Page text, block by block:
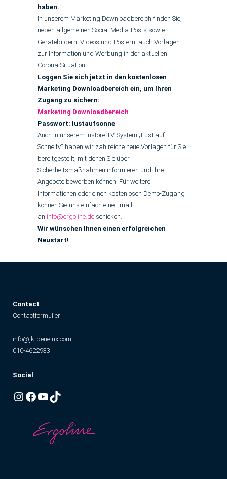
haben.
In unserem Marketing Downloadbereich finden Sie,
neben allgemeinen Social Media-Posts sowie
Gerätebildern, Videos und Postern, auch Vorlagen
zur Information und Werbung in der aktuellen
Corona-Situation.
Loggen Sie sich jetzt in den kostenlosen
Marketing Downloadbereich ein, um Ihren
Zugang zu sichern:
Marketing Downloadbereich
Passwort: lustaufsonne
Auch in unserem Instore TV-System „Lust auf
Sonne.tv“ haben wir zahlreiche neue Vorlagen für Sie
bereitgestellt, mit denen Sie über
Sicherheitsmaßnahmen informieren und Ihre
Angebote bewerben können. Für weitere
Informationen oder einen kostenlosen Demo-Zugang
können Sie uns einfach eine Email
an info@ergoline.de schicken.
Wir wünschen Ihnen einen erfolgreichen
Neustart!
Contact
Contactformulier
info@jk-benelux.com
010-4622933
Social
Instagram Facebook YouTube TikTok